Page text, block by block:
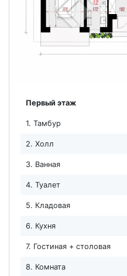
Первый этаж
1. Тамбур
2. Холл
3. Ванная
4. Туалет
5. Кладовая
6. Кухня
7. Гостиная + столовая
8. Комната